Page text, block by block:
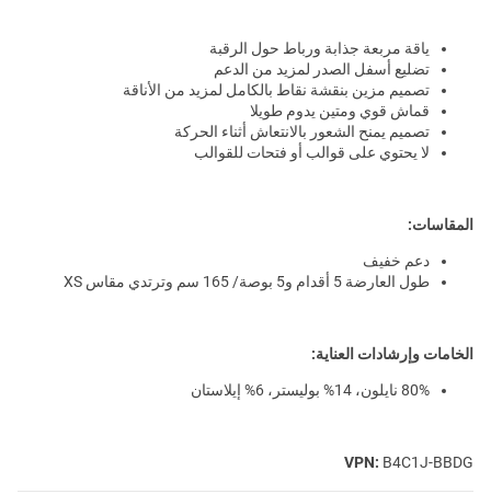
ياقة مربعة جذابة ورباط حول الرقبة
تضليع أسفل الصدر لمزيد من الدعم
تصميم مزين بنقشة نقاط بالكامل لمزيد من الأناقة
قماش قوي ومتين يدوم طويلا
تصميم يمنح الشعور بالانتعاش أثناء الحركة
لا يحتوي على قوالب أو فتحات للقوالب
المقاسات:
دعم خفيف
طول العارضة 5 أقدام و5 بوصة/ 165 سم وترتدي مقاس XS
الخامات وإرشادات العناية:
80% نايلون، 14% بوليستر، 6% إيلاستان
VPN: B4C1J-BBDG